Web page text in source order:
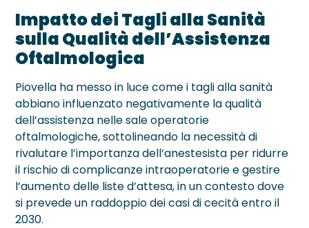
Impatto dei Tagli alla Sanità
sulla Qualità dell’Assistenza
Oftalmologica
Piovella ha messo in luce come i tagli alla sanità
abbiano influenzato negativamente la qualità
dell’assistenza nelle sale operatorie
oftalmologiche, sottolineando la necessità di
rivalutare l’importanza dell’anestesista per ridurre
il rischio di complicanze intraoperatorie e gestire
l’aumento delle liste d’attesa, in un contesto dove
si prevede un raddoppio dei casi di cecità entro il
2030.